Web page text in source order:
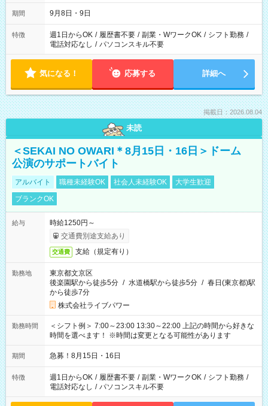
時間は変更となる可能性があります
期間 9月8日・9日
特徴 週1日からOK / 履歴書不要 / 副業・WワークOK / シフト勤務 /
電話対応なし / パソコンスキル不要
気になる！ 応募する 詳細へ
掲載日：2026.08.04
未読
＜SEKAI NO OWARI＊8月15日・16日＞ドーム
公演のサポートバイト
アルバイト 職種未経験OK 社会人未経験OK
大学生歓迎
ブランクOK
給与
時給1250円～
交通費別途支給あり
交通費 支給（規定有り）
勤務地
東京都文京区
後楽園駅から徒歩5分 / 水道橋駅から徒歩5分 / 春日(東京都)駅
から徒歩7分
株式会社ライブパワー
勤務時間
＜シフト例＞ 7:00～23:00 13:30～22:00 上記の時間から好きな
時間を選べます！ ※時間は変更となる可能性があります
期間 急募！8月15日・16日
特徴 週1日からOK / 履歴書不要 / 副業・WワークOK / シフト勤務 /
電話対応なし / パソコンスキル不要